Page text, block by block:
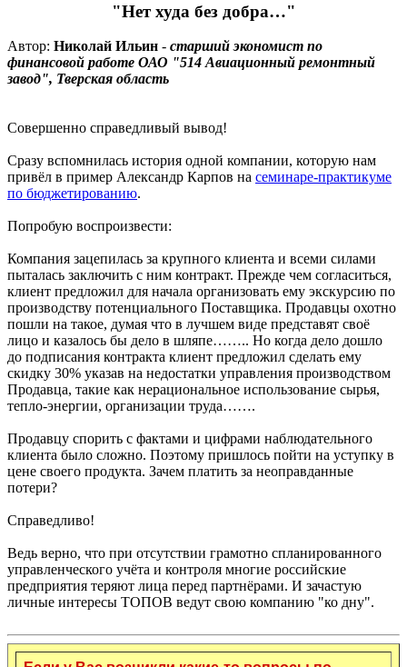
"Нет худа без добра…"
Автор: Николай Ильин - старший экономист по
финансовой работе ОАО "514 Авиационный ремонтный
завод", Тверская область
Совершенно справедливый вывод!
Сразу вспомнилась история одной компании, которую нам
привёл в пример Александр Карпов на семинаре-практикуме
по бюджетированию.
Попробую воспроизвести:
Компания зацепилась за крупного клиента и всеми силами
пыталась заключить с ним контракт. Прежде чем согласиться,
клиент предложил для начала организовать ему экскурсию по
производству потенциального Поставщика. Продавцы охотно
пошли на такое, думая что в лучшем виде представят своё
лицо и казалось бы дело в шляпе…….. Но когда дело дошло
до подписания контракта клиент предложил сделать ему
скидку 30% указав на недостатки управления производством
Продавца, такие как нерациональное использование сырья,
тепло-энергии, организации труда…….
Продавцу спорить с фактами и цифрами наблюдательного
клиента было сложно. Поэтому пришлось пойти на уступку в
цене своего продукта. Зачем платить за неоправданные
потери?
Справедливо!
Ведь верно, что при отсутствии грамотно спланированного
управленческого учёта и контроля многие российские
предприятия теряют лица перед партнёрами. И зачастую
личные интересы ТОПОВ ведут свою компанию "ко дну".